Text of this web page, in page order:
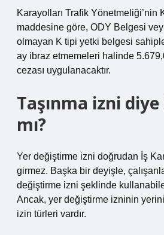
Karayolları Trafik Yönetmeliği’nin
maddesine göre, ODY Belgesi
olmayan K tipi yetki belgesi
ay ibraz etmemeleri halinde
cezası uygulanacaktır.
Taşınma izni
mı?
Yer değiştirme izni doğrudan İş
girmez. Başka bir deyişle,
değiştirme izni şeklinde
Ancak, yer değiştirme izninin
izin türleri vardır.